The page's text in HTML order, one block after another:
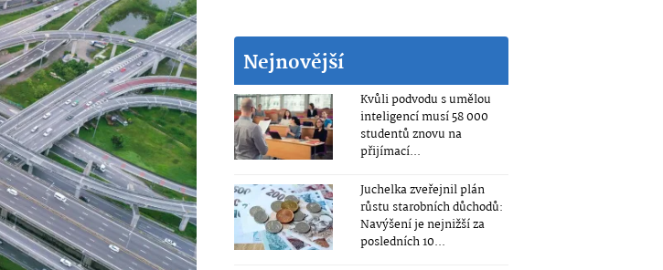
Nejnovější
Kvůli podvodu s umělou
inteligencí musí 58 000
studentů znovu na
přijímací...
Juchelka zveřejnil plán
růstu starobních důchodů:
Navýšení je nejnižší za
posledních 10...